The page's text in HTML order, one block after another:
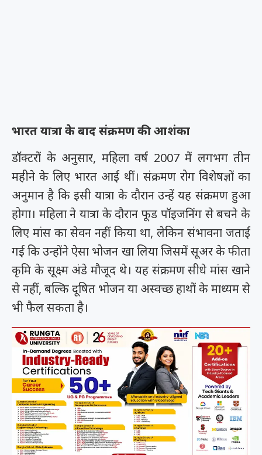
भारत यात्रा के बाद संक्रमण की आशंका
डॉक्टरों के अनुसार, महिला वर्ष 2007 में लगभग तीन
महीने के लिए भारत आई थीं। संक्रमण रोग विशेषज्ञों का
अनुमान है कि इसी यात्रा के दौरान उन्हें यह संक्रमण हुआ
होगा। महिला ने यात्रा के दौरान फूड पॉइजनिंग से बचने के
लिए मांस का सेवन नहीं किया था, लेकिन संभावना जताई
गई कि उन्होंने ऐसा भोजन खा लिया जिसमें सूअर के फीता
कृमि के सूक्ष्म अंडे मौजूद थे। यह संक्रमण सीधे मांस खाने
से नहीं, बल्कि दूषित भोजन या अस्वच्छ हाथों के माध्यम से
भी फैल सकता है।